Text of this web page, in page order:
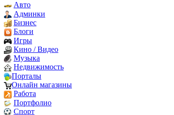
Авто
Админки
Бизнес
Блоги
Игры
Кино / Видео
Музыка
Недвижимость
Порталы
Онлайн магазины
Работа
Портфолио
Спорт